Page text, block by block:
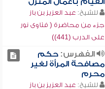
للشيخ: عبد العزيز بن باز
جزء من محاضرة ( فتاوى نور
على الدرب (441))
الفهرس:حكم
مصافحة المرأة لغير
محرم
للشيخ: عبد العزيز بن باز